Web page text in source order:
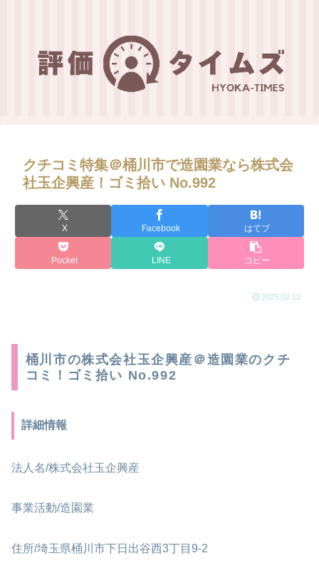
クチコミ特集＠桶川市で造園業なら株式会
社玉企興産！ゴミ拾い No.992
X Facebook はてブ
Pocket LINE コピー
2025.02.13
桶川市の株式会社玉企興産＠造園業のクチ
コミ！ゴミ拾い No.992
詳細情報
法人名/株式会社玉企興産
事業活動/造園業
住所/埼玉県桶川市下日出谷西3丁目9-2